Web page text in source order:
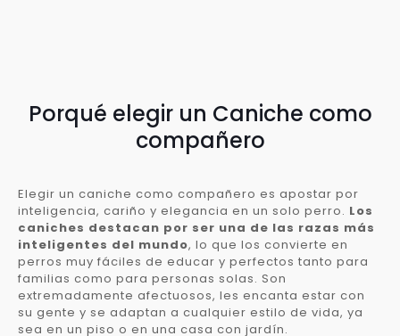
Porqué elegir un Caniche como
compañero
Elegir un caniche como compañero es apostar por
inteligencia, cariño y elegancia en un solo perro. Los
caniches destacan por ser una de las razas más
inteligentes del mundo, lo que los convierte en
perros muy fáciles de educar y perfectos tanto para
familias como para personas solas. Son
extremadamente afectuosos, les encanta estar con
su gente y se adaptan a cualquier estilo de vida, ya
sea en un piso o en una casa con jardín.